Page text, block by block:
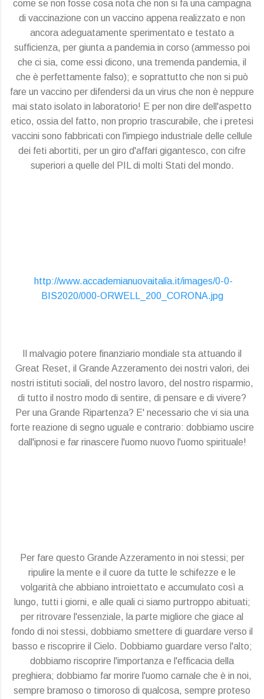
come se non fosse cosa nota che non si fa una campagna
di vaccinazione con un vaccino appena realizzato e non
ancora adeguatamente sperimentato e testato a
sufficienza, per giunta a pandemia in corso (ammesso poi
che ci sia, come essi dicono, una tremenda pandemia, il
che è perfettamente falso); e soprattutto che non si può
fare un vaccino per difendersi da un virus che non è neppure
mai stato isolato in laboratorio! E per non dire dell'aspetto
etico, ossia del fatto, non proprio trascurabile, che i pretesi
vaccini sono fabbricati con l'impiego industriale delle cellule
dei feti abortiti, per un giro d'affari gigantesco, con cifre
superiori a quelle del PIL di molti Stati del mondo.
http://www.accademianuovaitalia.it/images/0-0-
BIS2020/000-ORWELL_200_CORONA.jpg
Il malvagio potere finanziario mondiale sta attuando il
Great Reset, il Grande Azzeramento dei nostri valori, dei
nostri istituti sociali, del nostro lavoro, del nostro risparmio,
di tutto il nostro modo di sentire, di pensare e di vivere?
Per una Grande Ripartenza? E' necessario che vi sia una
forte reazione di segno uguale e contrario: dobbiamo uscire
dall'ipnosi e far rinascere l'uomo nuovo l'uomo spirituale!
Per fare questo Grande Azzeramento in noi stessi; per
ripulire la mente e il cuore da tutte le schifezze e le
volgarità che abbiano introiettato e accumulato così a
lungo, tutti i giorni, e alle quali ci siamo purtroppo abituati;
per ritrovare l'essenziale, la parte migliore che giace al
fondo di noi stessi, dobbiamo smettere di guardare verso il
basso e riscoprire il Cielo. Dobbiamo guardare verso l'alto;
dobbiamo riscoprire l'importanza e l'efficacia della
preghiera; dobbiamo far morire l'uomo carnale che è in noi,
sempre bramoso o timoroso di qualcosa, sempre proteso